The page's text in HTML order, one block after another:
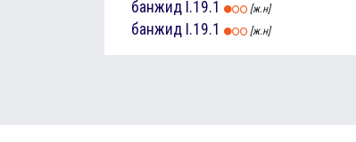
банжид I.19.1 [ж.н]
банжид I.19.1 [ж.н]